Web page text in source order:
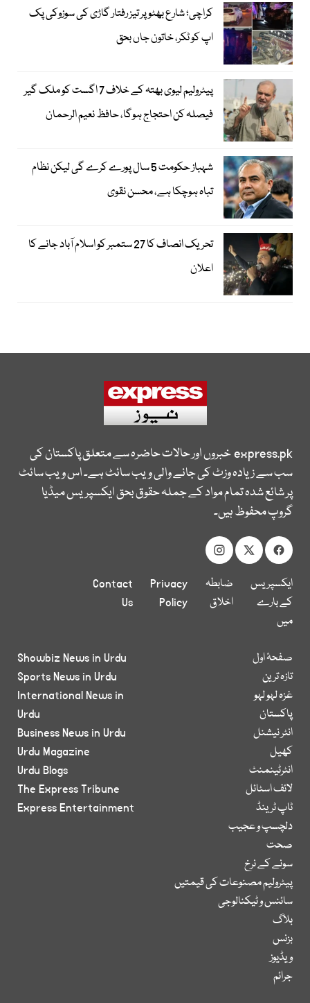
کراچی؛ شارع بھٹو پر تیز رفتار گاڑی کی سوزوکی پک
اپ کو ٹکر، خاتون جاں بحق
پیٹرولیم لیوی بھتہ کے خلاف 7 اگست کو ملک گیر
فیصلہ کن احتجاج ہوگا، حافظ نعیم الرحمان
شہباز حکومت 5 سال پورے کرے گی لیکن نظام
تباہ ہوچکا ہے، محسن نقوی
تحریک انصاف کا 27 ستمبر کو اسلام آباد جانے کا
اعلان
express.pkخبروں اور حالات حاضرہ سے متعلق پاکستان کی
سب سے زیادہ وزٹ کی جانے والی ویب سائٹ ہے۔ اس ویب سائٹ
پر شائع شدہ تمام مواد کے جملہ حقوق بحق ایکسپریس میڈیا
گروپ محفوظ ہیں۔
ایکسپریس
کے بارے
میں
ضابطہ
اخلاق
Privacy
Policy
Contact
Us
صفحۂ اول
تازہ ترین
غزہ لہو لہو
پاکستان
انٹر نیشنل
کھیل
انٹرٹینمنٹ
لائف اسٹائل
ٹاپ ٹرینڈ
دلچسپ و عجیب
صحت
سونے کے نرخ
پیٹرولیم مصنوعات کی قیمتیں
سائنس و ٹیکنالوجی
بلاگ
بزنس
ویڈیوز
جرائم
Showbiz News in Urdu
Sports News in Urdu
International News in
Urdu
Business News in Urdu
Urdu Magazine
Urdu Blogs
The Express Tribune
Express Entertainment